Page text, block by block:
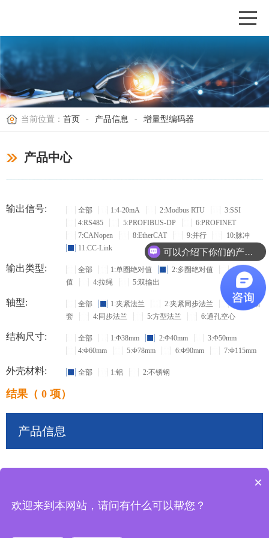
当前位置： 首页 - 产品信息 - 增量型编码器
产品中心
输出信号: 全部 1:4-20mA 2:Modbus RTU
3:SSI
4:RS485
5:PROFIBUS-DP
6:PROFINET
7:CANopen
8:EtherCAT 9:并行
10:脉冲
11:CC-Link
输出类型: 全部 1:单圈绝对值 2:多圈绝对值
3:增量
值
4:拉绳 5:双输出
轴型: 全部 1:夹紧法兰 2:夹紧同步法兰
3:盲孔轴
套
4:同步法兰 5:方型法兰 6:通孔空心
结构尺寸: 全部 1:Φ38mm 2:Φ40mm
3:Φ50mm
4:Φ60mm
5:Φ78mm 6:Φ90mm 7:Φ115mm
外壳材料: 全部 1:铝 2:不锈钢
结果（ 0 项）
产品信息
可以介绍下你们的产品么？
×
欢迎来到本网站，请问有什么可以帮您？